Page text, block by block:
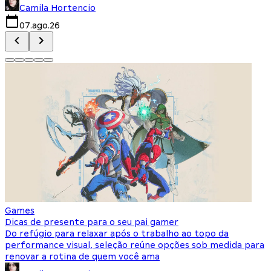
Camila Hortencio
07.ago.26
Games
Dicas de presente para o seu pai gamer
Do refúgio para relaxar após o trabalho ao topo da
performance visual, seleção reúne opções sob medida para
renovar a rotina de quem você ama